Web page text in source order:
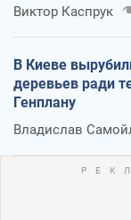
Виктор Каспрук
В Киеве
деревьев ради
Генплану
Владислав